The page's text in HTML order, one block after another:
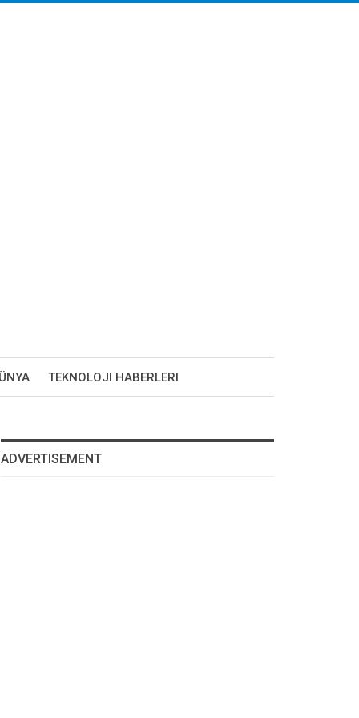
TEKNOLOJI HABERLERI
ADVERTISEMENT